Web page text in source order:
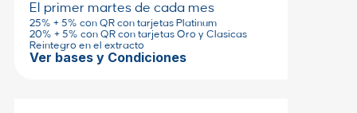
El primer martes de cada mes
25% + 5% con QR con tarjetas Platinum
20% + 5% con QR con tarjetas Oro y Clasicas
Reintegro en el extracto
Ver bases y Condiciones